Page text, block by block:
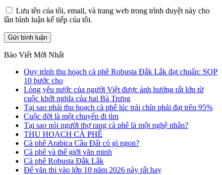
Lưu tên của tôi, email, và trang web trong trình duyệt này cho
lần bình luận kế tiếp của tôi.
Bào Viết Mới Nhất
Quy trình thu hoạch cà phê Robusta Đắk Lắk đạt chuẩn: SOP
10 bước cho
Lòng yêu nước của người Việt được ảnh hưởng rất lớn từ
cuộc khởi nghĩa của hai Bà Trưng
Tại sao phải thu hoạch cà phê lúc trái chín phải đạt trên 95%
Cuộc đời là một chuyến đi tìm
Tại sao nói người thợ rang cà phê là một nghệ nhân?
THU HOẠCH CÀ PHÊ
Cà phê Arabica Cầu Đất có gì ngon?
Cà phê và thế giới văn minh
Cà phê Robusta Đắk Lắk
Để văn thi vào lớp 10 năm 2026 này rất hay